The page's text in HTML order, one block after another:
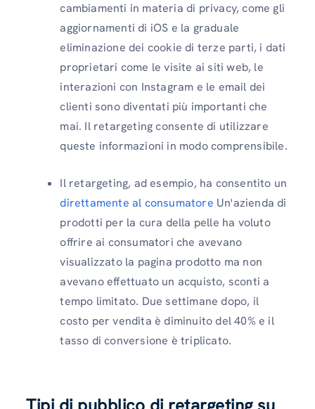
cambiamenti in materia di privacy, come gli
aggiornamenti di iOS e la graduale
eliminazione dei cookie di terze parti, i dati
proprietari come le visite ai siti web, le
interazioni con Instagram e le email dei
clienti sono diventati più importanti che
mai. Il retargeting consente di utilizzare
queste informazioni in modo comprensibile.
Il retargeting, ad esempio, ha consentito un
direttamente al consumatore Un'azienda di
prodotti per la cura della pelle ha voluto
offrire ai consumatori che avevano
visualizzato la pagina prodotto ma non
avevano effettuato un acquisto, sconti a
tempo limitato. Due settimane dopo, il
costo per vendita è diminuito del 40% e il
tasso di conversione è triplicato.